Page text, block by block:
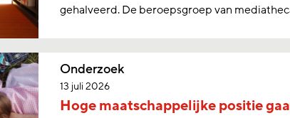
gehalveerd. De beroepsgroep van
Onderzoek
13 juli 2026
Hoge maatschappelijke positie